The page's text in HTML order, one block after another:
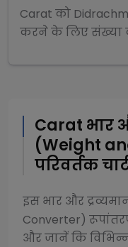
Carat को
करने के लिए संख्या
Carat भार
(Weight
परिवर्तक
इस भार और
Converter)
और जानें कि